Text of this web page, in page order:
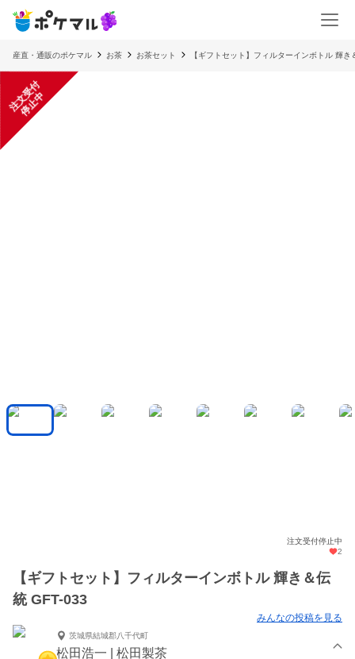
産直・通販のポケマル お茶 お茶セット 【ギフトセット】フィルターインボトル 輝き
注
文
受
付
停
止
中
注文受付停止中
2
【ギフトセット】フィルターインボトル 輝き＆伝
統 GFT-033
みんなの投稿を見る
茨城県結城郡八千代町
松田浩一 | 松田製茶